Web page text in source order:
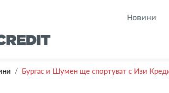
Новини
Бургас и Шумен ще спортуват с Изи